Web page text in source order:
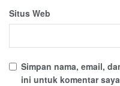
Situs Web
Simpan nama, email,
ini untuk komentar